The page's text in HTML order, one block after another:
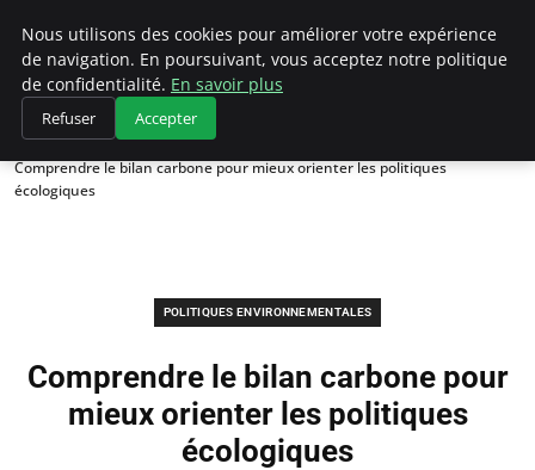
Climategatecountryclub.com
Accueil
Politiques environnementales
Comprendre le bilan carbone pour mieux orienter les politiques
écologiques
POLITIQUES ENVIRONNEMENTALES
Comprendre le bilan carbone pour
mieux orienter les politiques
écologiques
Nous utilisons des cookies pour améliorer votre expérience
de navigation. En poursuivant, vous acceptez notre politique
de confidentialité. En savoir plus
Refuser Accepter